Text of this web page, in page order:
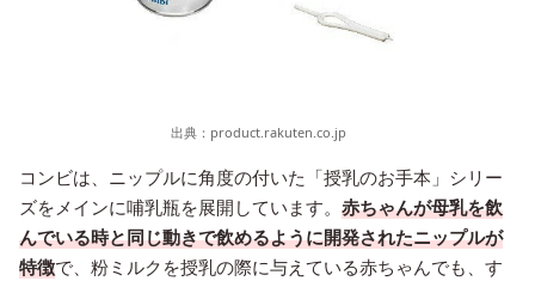
出典： product.rakuten.co.jp
コンビは、ニップルに角度の付いた「授乳のお手本」シリー
ズをメインに哺乳瓶を展開しています。 赤ちゃんが母乳を飲
んでいる時と同じ動きで飲めるように開発されたニップルが
特徴で、粉ミルクを授乳の際に与えている赤ちゃんでも、す